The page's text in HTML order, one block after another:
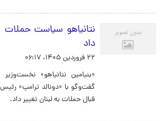
نتانیاهو سیاست حملات
داد
۲۲ فروردین ۱۴۰۵، ۰۶:۱۷
«بنیامین نتانیاهو»
گفت‌وگو با «دونالد ترامپ»
قبال حملات به لبنان تغییر داد.